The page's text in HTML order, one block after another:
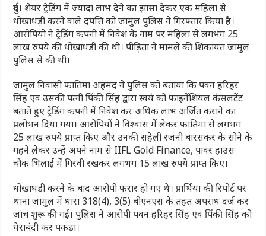
दुर्ग। शेयर ट्रेडिंग में ज्यादा लाभ देने का झांसा देकर एक महिला से
धोखाधड़ी करने वाले दंपत्ति को जामुल पुलिस ने गिरफ्तार किया है।
आरोपियो ने ट्रेडिंग कंपनी में निवेश के नाम पर महिला से लगभग 25
लाख रुपये की धोखाधड़ी की थी। पीड़िता ने मामले की शिकायत जामुल
पुलिस से की थी।
जामुल निवासी फातिमा अहमद ने पुलिस को बताया कि पवन हरिहर
सिंह एवं उसकी पत्नी पिंकी सिंह द्वारा स्वयं को फाइनेंशियल कंसलटेंट
बताते हुए ट्रेडिंग कंपनी में निवेश कर अधिक लाभ अर्जित कराने का
प्रलोभन दिया गया। आरोपियों ने विश्वास में लेकर फातिमा से लगभग
25 लाख रुपये प्राप्त किए और उनकी सहेली रजनी बारसकर के सोने के
गहने लेकर उन्हें अपने नाम से IIFL Gold Finance, पावर हाउस
चौक भिलाई में गिरवी रखकर लगभग 15 लाख रुपये प्राप्त किए।
धोखाधड़ी करने के बाद आरोपी फरार हो गए थे। प्रार्थिया की रिपोर्ट पर
थाना जामुल में धारा 318(4), 3(5) बीएनएस के तहत अपराध दर्ज कर
जांच शुरू की गई। पुलिस ने आरोपी पवन हरिहर सिंह एवं पिंकी सिंह को
घेराबंदी कर पकड़ा।